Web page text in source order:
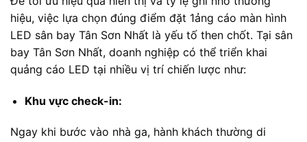
hiệu, việc lựa chọn đúng điểm đặt 1ảng cáo màn hình
LED sân bay Tân Sơn Nhất là yếu tố then chốt. Tại sân
bay Tân Sơn Nhất, doanh nghiệp có thể triển khai
quảng cáo LED tại nhiều vị trí chiến lược như:
Khu vực check-in:
Ngay khi bước vào nhà ga, hành khách thường di